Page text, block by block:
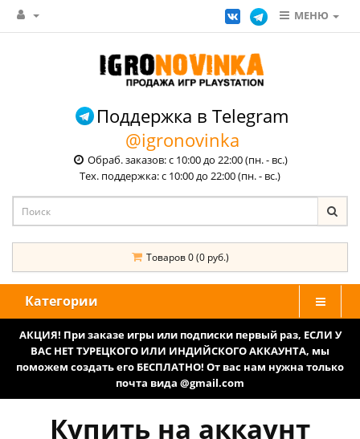
МЕНЮ
Поддержка в Telegram
@igronovinka
Обраб. заказов: с 10:00 до 22:00 (пн. - вс.)
Тех. поддержка: с 10:00 до 22:00 (пн. - вс.)
Товаров 0 (0 руб.)
Категории
АКЦИЯ! При заказе игры или подписки первый раз, ЕСЛИ У
ВАС НЕТ ТУРЕЦКОГО ИЛИ ИНДИЙСКОГО АККАУНТА, мы
поможем создать его БЕСПЛАТНО! От вас нам нужна только
почта вида @gmail.com
Купить на аккаунт